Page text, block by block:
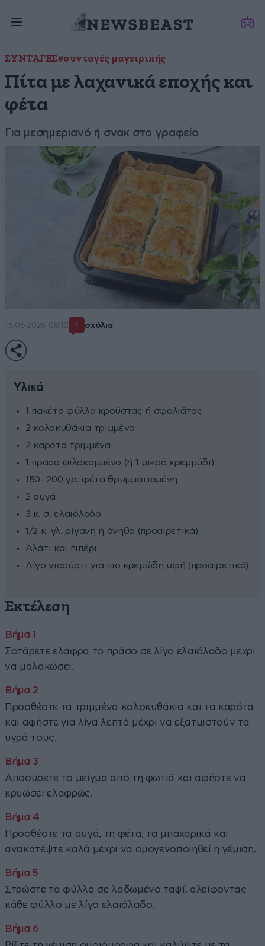
ΣΥΝΤΑΓΕΣ#συνταγές μαγειρικής
Πίτα με λαχανικά εποχής και
φέτα
Για μεσημεριανό ή σνακ στο γραφείο
16·06·2026 08:12 1 σχόλια
Υλικά
1 πακέτο φύλλο κρούστας ή σφολιάτας
2 κολοκυθάκια τριμμένα
2 καρότα τριμμένα
1 πράσο ψιλοκομμένο (ή 1 μικρό κρεμμύδι)
150- 200 γρ. φέτα θρυμματισμένη
2 αυγά
3 κ. σ. ελαιόλαδο
1/2 κ. γλ. ρίγανη ή άνηθο (προαιρετικά)
Αλάτι και πιπέρι
Λίγο γιαούρτι για πιο κρεμώδη υφή (προαιρετικά)
Εκτέλεση
Σοτάρετε ελαφρά το πράσο σε λίγο ελαιόλαδο μέχρι
να μαλακώσει.
Προσθέστε τα τριμμένα κολοκυθάκια και τα καρότα
και αφήστε για λίγα λεπτά μέχρι να εξατμιστούν τα
υγρά τους.
Αποσύρετε το μείγμα από τη φωτιά και αφήστε να
κρυώσει ελαφρώς.
Προσθέστε τα αυγά, τη φέτα, τα μπαχαρικά και
ανακατέψτε καλά μέχρι να ομογενοποιηθεί η γέμιση.
Στρώστε τα φύλλα σε λαδωμένο ταψί, αλείφοντας
κάθε φύλλο με λίγο ελαιόλαδο.